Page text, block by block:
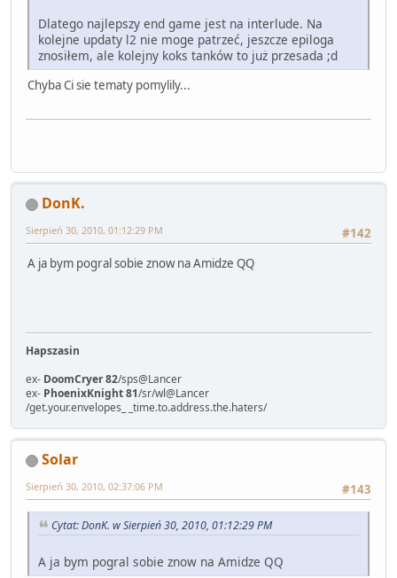
Dlatego najlepszy end game jest na interlude. Na
kolejne updaty l2 nie moge patrzeć, jeszcze epiloga
znosiłem, ale kolejny koks tanków to już przesada ;d
Chyba Ci sie tematy pomylily...
DonK.
#142
Sierpień 30, 2010, 01:12:29 PM
A ja bym pogral sobie znow na Amidze QQ
Hapszasin
ex- DoomCryer 82/sps@Lancer
ex- PhoenixKnight 81/sr/wl@Lancer
/get.your.envelopes_ _time.to.address.the.haters/
Solar
#143
Sierpień 30, 2010, 02:37:06 PM
Cytat: DonK. w Sierpień 30, 2010, 01:12:29 PM
A ja bym pogral sobie znow na Amidze QQ